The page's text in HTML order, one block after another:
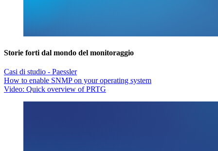
Storie forti dal mondo del monitoraggio
Casi di studio - Paessler
How to enable SNMP on your operating system
Video: Quick overview of PRTG